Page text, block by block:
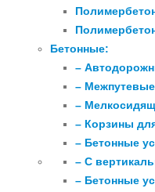
Бетонные:
–
– Межпутевые
–
– Корзины
– Бетонные
– С
– Бетонные